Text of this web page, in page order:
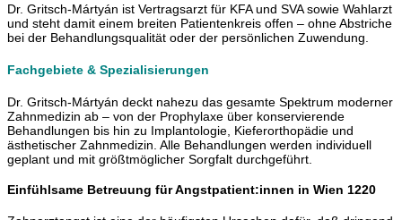
Dr. Gritsch-Mártyán ist Vertragsarzt für KFA und SVA sowie Wahlarzt
und steht damit einem breiten Patientenkreis offen – ohne Abstriche
bei der Behandlungsqualität oder der persönlichen Zuwendung.
Fachgebiete & Spezialisierungen
Dr. Gritsch-Mártyán deckt nahezu das gesamte Spektrum moderner
Zahnmedizin ab – von der Prophylaxe über konservierende
Behandlungen bis hin zu Implantologie, Kieferorthopädie und
ästhetischer Zahnmedizin. Alle Behandlungen werden individuell
geplant und mit größtmöglicher Sorgfalt durchgeführt.
Einfühlsame Betreuung für Angstpatient:innen in Wien 1220